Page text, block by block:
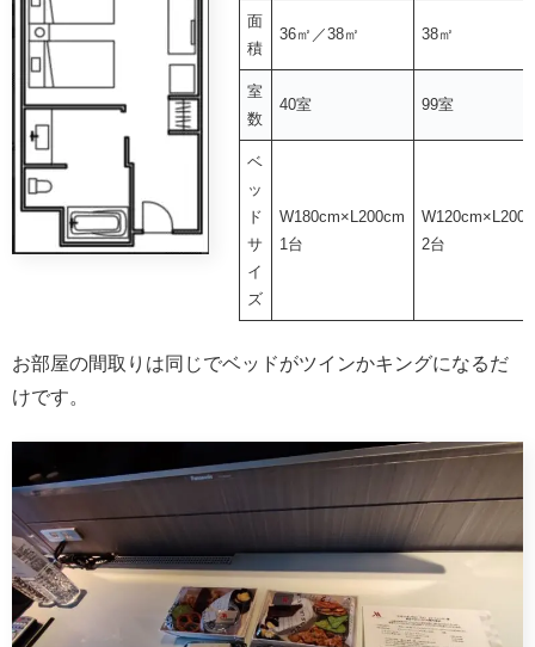
面
積
36㎡／38㎡ 38㎡
室
数
40室 99室
ベ
ッ
ド
サ
イ
ズ
W180cm×L200cm
1台
2台
お部屋の間取りは同じでベッドがツインかキングになるだ
けです。